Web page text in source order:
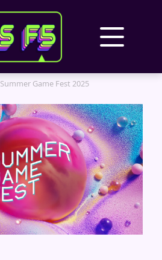
Summer Game Fest 2025